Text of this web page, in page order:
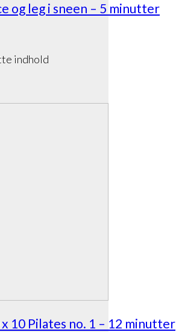
og leg i sneen – 5 minutter
indhold
10 Pilates no. 1 – 12 minutter